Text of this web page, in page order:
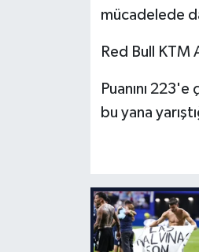
mücadelede
Red Bull KTM
Puanını
bu yana
Motor Sporları
Su Sporları